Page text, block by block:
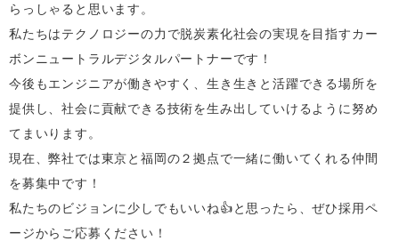
らっしゃると思います。
私たちはテクノロジーの力で脱炭素化社会の実現を目指すカー
ボンニュートラルデジタルパートナーです！
今後もエンジニアが働きやすく、生き生きと活躍できる場所を
提供し、社会に貢献できる技術を生み出していけるように努め
てまいります。
現在、弊社では東京と福岡の２拠点で一緒に働いてくれる仲間
を募集中です！
私たちのビジョンに少しでもいいね👍と思ったら、ぜひ採用ペ
ージからご応募ください！